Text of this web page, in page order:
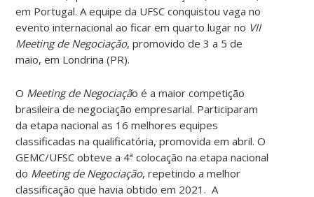
em Portugal. A equipe da UFSC conquistou vaga no
evento internacional ao ficar em quarto lugar no VII
Meeting de Negociação, promovido de 3 a 5 de
maio, em Londrina (PR).
O Meeting de Negociação é a maior competição
brasileira de negociação empresarial. Participaram
da etapa nacional as 16 melhores equipes
classificadas na qualificatória, promovida em abril. O
GEMC/UFSC obteve a 4ª colocação na etapa nacional
do Meeting de Negociação, repetindo a melhor
classificação que havia obtido em 2021. A